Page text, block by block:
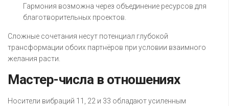
Гармония возможна через объединение ресурсов для
благотворительных проектов.
Сложные сочетания несут потенциал глубокой
трансформации обоих партнёров при условии взаимного
желания расти.
Мастер-числа в отношениях
Носители вибраций 11, 22 и 33 обладают усиленным